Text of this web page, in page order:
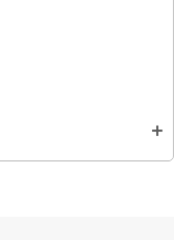
add